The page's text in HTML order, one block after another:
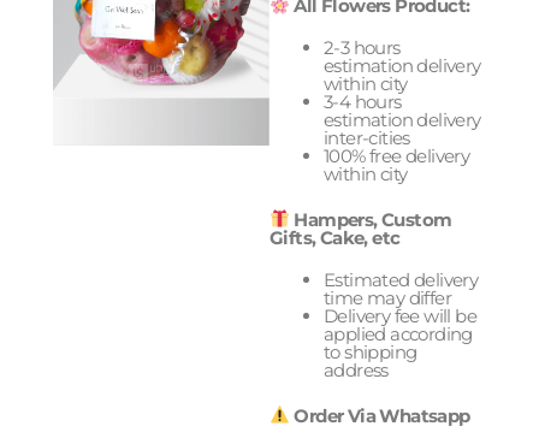
All Flowers Product:
2-3 hours
estimation delivery
within city
3-4 hours
estimation delivery
inter-cities
100% free delivery
within city
Hampers, Custom
Gifts, Cake, etc
Estimated delivery
time may differ
Delivery fee will be
applied according
to shipping
address
Order Via Whatsapp